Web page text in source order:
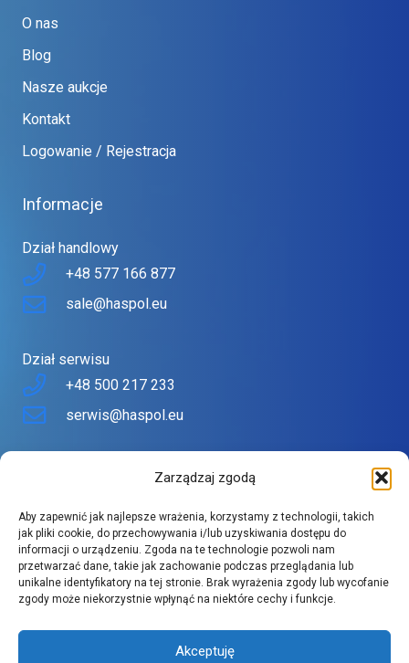
Zarządzaj zgodą
Aby zapewnić jak najlepsze wrażenia, korzystamy z technologii, takich
jak pliki cookie, do przechowywania i/lub uzyskiwania dostępu do
informacji o urządzeniu. Zgoda na te technologie pozwoli nam
przetwarzać dane, takie jak zachowanie podczas przeglądania lub
unikalne identyfikatory na tej stronie. Brak wyrażenia zgody lub wycofanie
zgody może niekorzystnie wpłynąć na niektóre cechy i funkcje.
Akceptuję
O nas
Blog
Nasze aukcje
Kontakt
Logowanie / Rejestracja
Informacje
Dział handlowy
+48 577 166 877
sale@haspol.eu
Dział serwisu
+48 500 217 233
serwis@haspol.eu
Znajdziesz tu urządzenia topowych producentów w
atrakcyjnych cenach.
Szeroki asortyment spełnia wysokie wymagania naszych
klientów.